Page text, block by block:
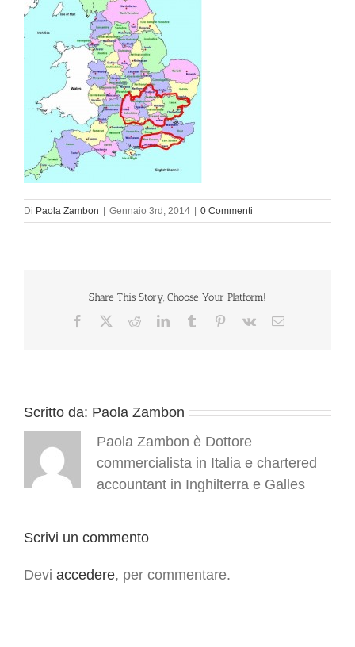
Di Paola Zambon Gennaio 3rd, 2014 0 Commenti
Share This Story, Choose Your Platform!
Facebook RedditLinkedInTumblr Pinterest
Vk Email
Scritto da: Paola Zambon
Paola Zambon è Dottore
commercialista in Italia e chartered
accountant in Inghilterra e Galles
Scrivi un commento
Devi accedere, per commentare.